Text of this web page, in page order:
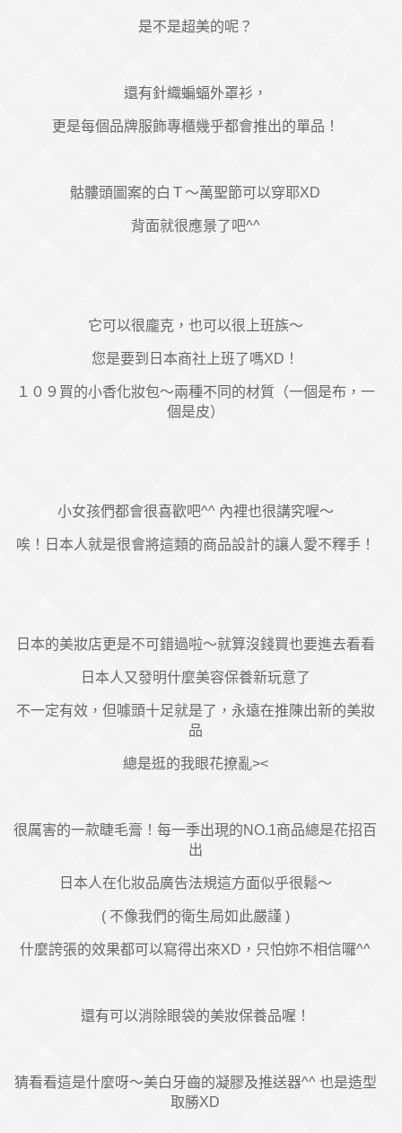
是不是超美的呢？
還有針織蝙蝠外罩衫，
更是每個品牌服飾專櫃幾乎都會推出的單品！
骷髏頭圖案的白Ｔ～萬聖節可以穿耶XD
背面就很應景了吧^^
它可以很龐克，也可以很上班族～
您是要到日本商社上班了嗎XD！
１０９買的小香化妝包～兩種不同的材質（一個是布，一
個是皮）
小女孩們都會很喜歡吧^^ 內裡也很講究喔～
唉！日本人就是很會將這類的商品設計的讓人愛不釋手！
日本的美妝店更是不可錯過啦～就算沒錢買也要進去看看
日本人又發明什麼美容保養新玩意了
不一定有效，但噱頭十足就是了，永遠在推陳出新的美妝
品
總是逛的我眼花撩亂><
很厲害的一款睫毛膏！每一季出現的NO.1商品總是花招百
出
日本人在化妝品廣告法規這方面似乎很鬆～
( 不像我們的衛生局如此嚴謹 )
什麼誇張的效果都可以寫得出來XD，只怕妳不相信囉^^
還有可以消除眼袋的美妝保養品喔！
猜看看這是什麼呀～美白牙齒的凝膠及推送器^^ 也是造型
取勝XD